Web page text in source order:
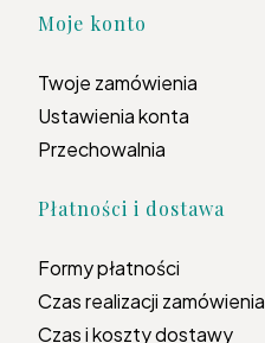
Moje konto
Twoje zamówienia
Ustawienia konta
Przechowalnia
Płatności i dostawa
Formy płatności
Czas realizacji zamówienia
Czas i koszty dostawy